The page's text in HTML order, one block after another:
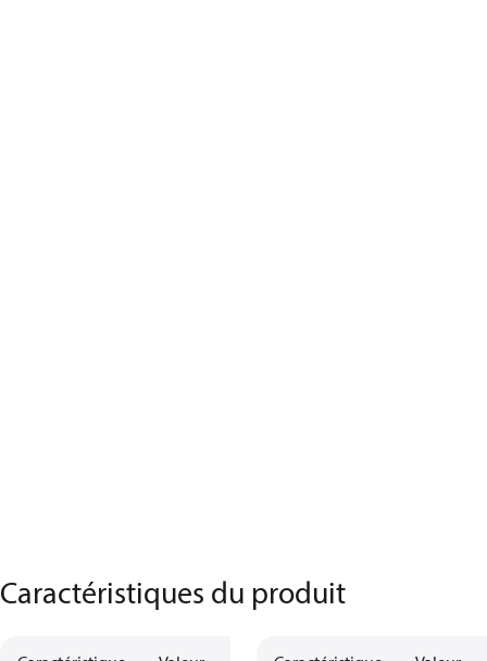
Caractéristiques du produit